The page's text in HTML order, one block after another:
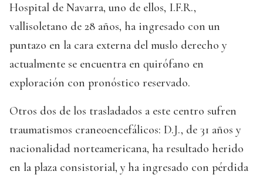
Hospital de Navarra, uno de ellos, I.F.R.,
vallisoletano de 28 años, ha ingresado con un
puntazo en la cara externa del muslo derecho y
actualmente se encuentra en quirófano en
exploración con pronóstico reservado.
Otros dos de los trasladados a este centro sufren
traumatismos craneoencefálicos: D.J., de 31 años y
nacionalidad norteamericana, ha resultado herido
en la plaza consistorial, y ha ingresado con pérdida